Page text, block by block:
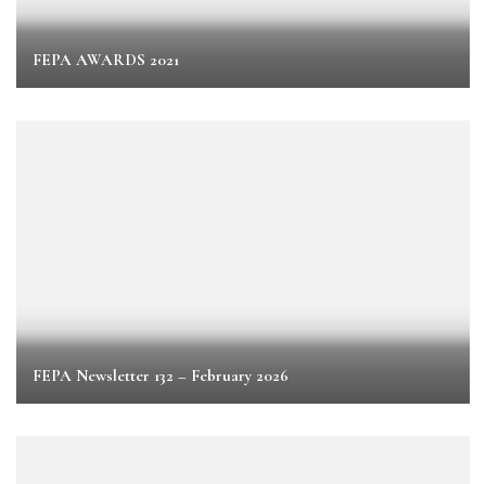
FEPA AWARDS 2021
FEPA Newsletter 132 – February 2026